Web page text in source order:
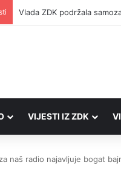
VIJESTI IZ ZDK
naš radio najavljuje bogat